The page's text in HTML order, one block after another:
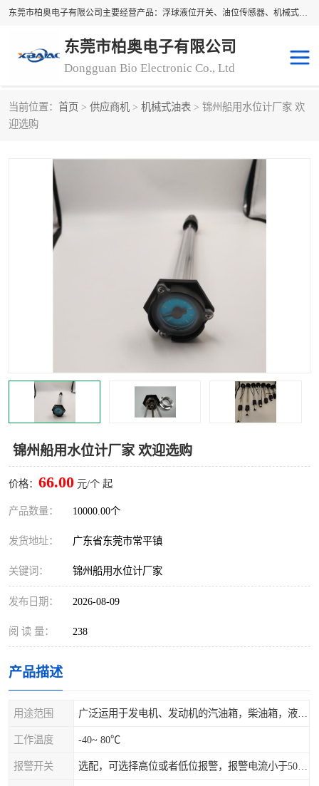
东莞市柏奥电子有限公司主要经营产品：浮球液位开关、油位传感器、机械式油表、浮球液位计、水位控制浮球阀、料位开关，水流开关、油水位控制配套仪表等。柏奥电子，您可信赖的合作伙伴
东莞市柏奥电子有限公司
Dongguan Bio Electronic Co., Ltd
当前位置： 首页 > 供应商机 > 机械式油表 > 锦州船用水位计厂家 欢
迎选购
锦州船用水位计厂家 欢迎选购
价格： 66.00 元/个 起
产品数量： 10000.00个
发货地址： 广东省东莞市常平镇
关键词： 锦州船用水位计厂家
发布日期： 2026-08-09
阅 读 量： 238
产品描述
用途范围
工作温度 -40~ 80℃
报警开关
浮球液位开关
机械式油表 水流开关
料位开关
磁性浮球 浮球阀
转速表